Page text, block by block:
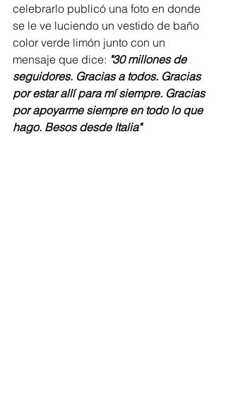
celebrarlo publicó una foto en donde
se le ve luciendo un vestido de baño
color verde limón junto con un
mensaje que dice: "30 millones de
seguidores. Gracias a todos. Gracias
por estar allí para mí siempre. Gracias
por apoyarme siempre en todo lo que
hago. Besos desde Italia"